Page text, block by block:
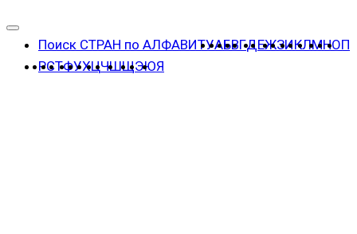
Поиск СТРАН по АЛФАВИТУАБВГДЕЖЗИКЛМНОП
РСТФУХЦЧШЩЭЮЯ